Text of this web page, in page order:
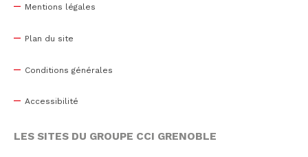
Mentions légales
Plan du site
Conditions générales
Accessibilité
LES SITES DU GROUPE CCI GRENOBLE